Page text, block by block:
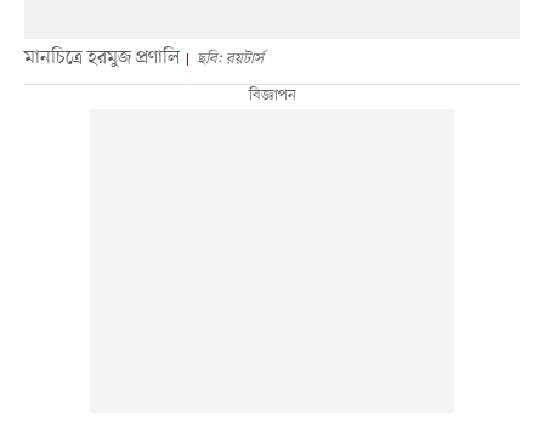
মানচিত্রে হরমুজ প্রণালি ছবি: রয়টার্স